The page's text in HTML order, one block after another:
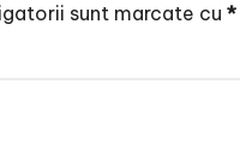
sunt marcate cu *